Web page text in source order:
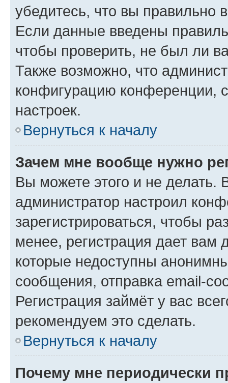
убедитесь, что вы правильно
Если данные введены
чтобы проверить, не был ли
Также возможно, что
конфигурацию конференции,
настроек.
Вернуться к началу
Зачем мне вообще нужно
Вы можете этого и не делать.
администратор настроил
зарегистрироваться, чтобы
менее, регистрация дает вам
которые недоступны
сообщения, отправка email-
Регистрация займёт у вас
рекомендуем это сделать.
Вернуться к началу
Почему мне периодически